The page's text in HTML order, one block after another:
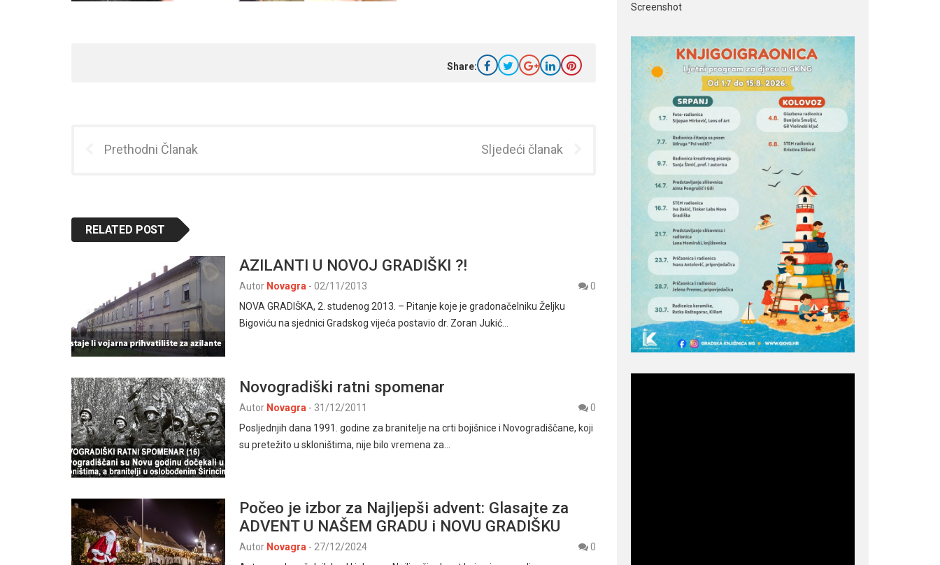
Share:
Prethodni Članak Sljedeći članak
RELATED POST
AZILANTI U NOVOJ GRADIŠKI ?!
Autor Novagra - 02/11/2013
0
NOVA GRADIŠKA, 2. studenog 2013. – Pitanje koje je gradonačelniku Željku
Bigoviću na sjednici Gradskog vijeća postavio dr. Zoran Jukić…
Novogradiški ratni spomenar
Autor Novagra - 31/12/2011
0
Posljednjih dana 1991. godine za branitelje na crti bojišnice i Novogradiščane, koji
su pretežito u skloništima, nije bilo vremena za…
Počeo je izbor za Najljepši advent: Glasajte za
ADVENT U NAŠEM GRADU i NOVU GRADIŠKU
Autor Novagra - 27/12/2024
0
Screenshot